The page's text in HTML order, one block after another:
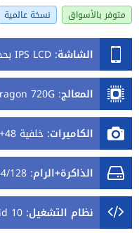
متوفر بالأسواق نسخة عالمية
الشاشة: IPS LCD بحجم 6.67 بوصة بدقة FHD+
المعالج:
720G
الكاميرات: خلفية 48+8+5+2 م.ب/ امامية 16 م.ب.
الذاكرة+الرام:
64/128 + 4/6
نظام التشغيل:
10